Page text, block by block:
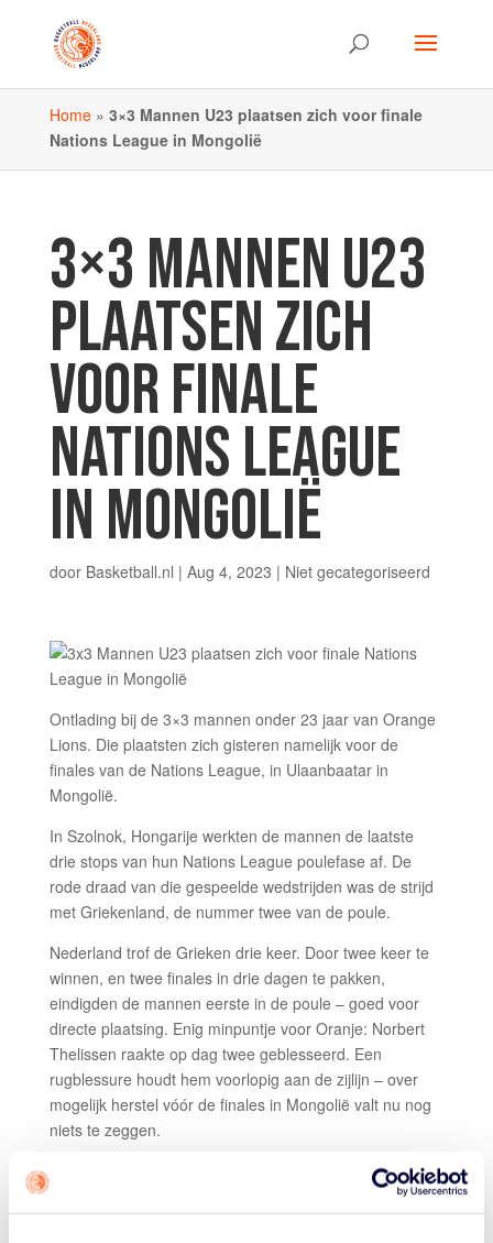
Home» 3×3 Mannen U23 plaatsen zich voor finale
Nations League in Mongolië
3×3 MANNEN U23
PLAATSEN ZICH
VOOR FINALE
NATIONS LEAGUE
IN MONGOLIË
door Basketball.nl | Aug 4, 2023 | Niet gecategoriseerd
Ontlading bij de 3×3 mannen onder 23 jaar van Orange
Lions. Die plaatsten zich gisteren namelijk voor de
finales van de Nations League, in Ulaanbaatar in
Mongolië.
In Szolnok, Hongarije werkten de mannen de laatste
drie stops van hun Nations League poulefase af. De
rode draad van die gespeelde wedstrijden was de strijd
met Griekenland, de nummer twee van de poule.
Nederland trof de Grieken drie keer. Door twee keer te
winnen, en twee finales in drie dagen te pakken,
eindigden de mannen eerste in de poule – goed voor
directe plaatsing. Enig minpuntje voor Oranje: Norbert
Thelissen raakte op dag twee geblesseerd. Een
rugblessure houdt hem voorlopig aan de zijlijn – over
mogelijk herstel vóór de finales in Mongolië valt nu nog
niets te zeggen.
STOP 4
22-9 winst tegen Kosovo, 22-10 winst tegen Turkije, 21-